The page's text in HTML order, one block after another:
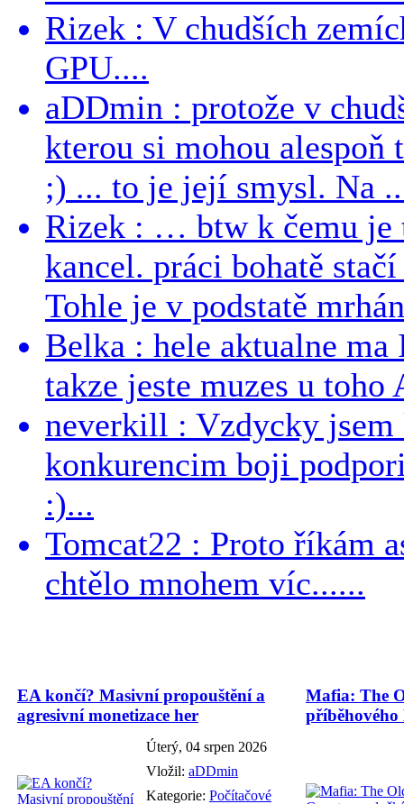
Rizek : V chudších
GPU....
aDDmin : protože v
kterou si mohou alespoň
;) ... to je její smysl. Na
Rizek : … btw k čemu je
kancel. práci bohatě
Tohle je v podstatě
Belka : hele aktualne
takze jeste muzes u
neverkill : Vzdycky
konkurencim boji
:)...
Tomcat22 : Proto říkám
chtělo mnohem víc......
EA končí? Masivní propouštění a
agresivní monetizace her
Úterý, 04 srpen 2026
Vložil: aDDmin
Kategorie: Počítačové
Mafia: The